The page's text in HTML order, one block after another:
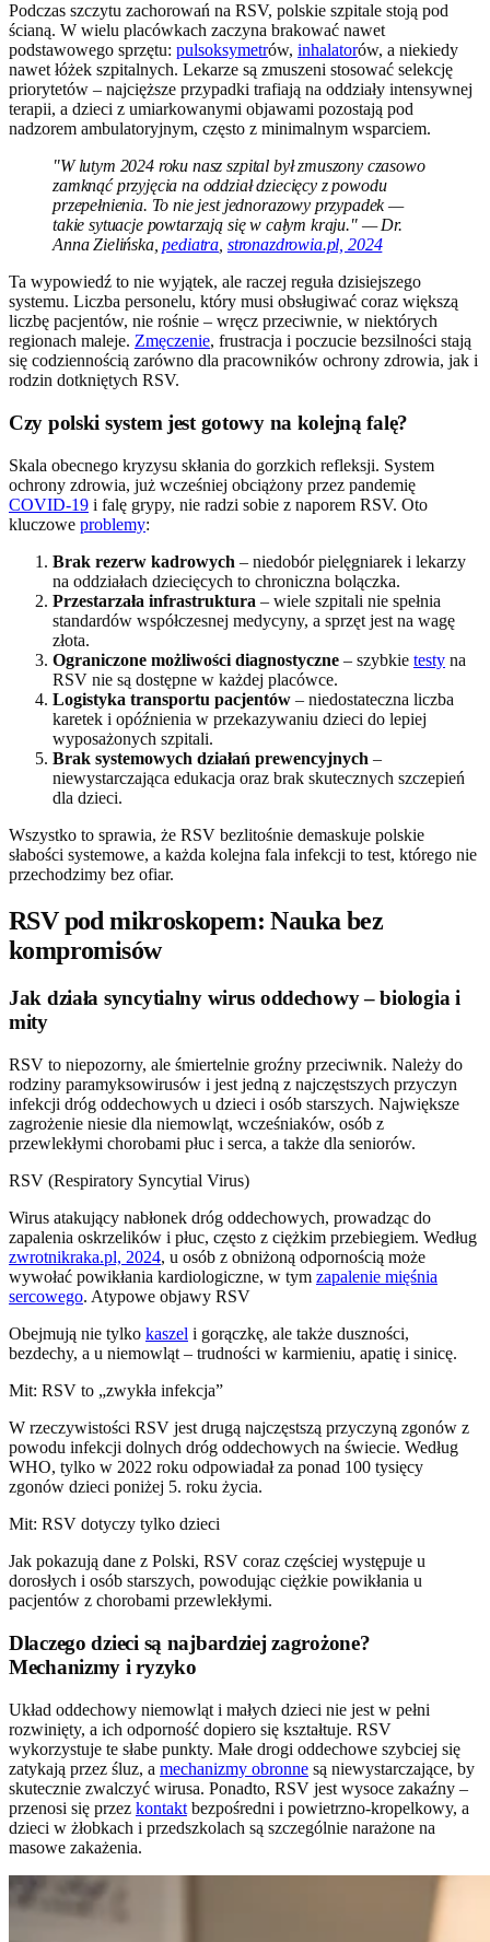
Podczas szczytu zachorowań na RSV, polskie szpitale stoją pod
ścianą. W wielu placówkach zaczyna brakować nawet
podstawowego sprzętu: pulsoksymetrów, inhalatorów, a niekiedy
nawet łóżek szpitalnych. Lekarze są zmuszeni stosować selekcję
priorytetów – najcięższe przypadki trafiają na oddziały intensywnej
terapii, a dzieci z umiarkowanymi objawami pozostają pod
nadzorem ambulatoryjnym, często z minimalnym wsparciem.
"W lutym 2024 roku nasz szpital był zmuszony czasowo
zamknąć przyjęcia na oddział dziecięcy z powodu
przepełnienia. To nie jest jednorazowy przypadek —
takie sytuacje powtarzają się w całym kraju." — Dr.
Anna Zielińska,pediatra stronazdrowia.pl, 2024
Ta wypowiedź to nie wyjątek, ale raczej reguła dzisiejszego
systemu. Liczba personelu, który musi obsługiwać coraz większą
liczbę pacjentów, nie rośnie – wręcz przeciwnie, w niektórych
regionach maleje. Zmęczenie, frustracja i poczucie bezsilności stają
się codziennością zarówno dla pracowników ochrony zdrowia, jak i
rodzin dotkniętych RSV.
Czy polski system jest gotowy na kolejną falę?
Skala obecnego kryzysu skłania do gorzkich refleksji. System
ochrony zdrowia, już wcześniej obciążony przez pandemię
COVID-19 i falę grypy, nie radzi sobie z naporem RSV. Oto
kluczowe problemy:
Brak rezerw kadrowych – niedobór pielęgniarek i lekarzy
na oddziałach dziecięcych to chroniczna bolączka.
Przestarzała infrastruktura – wiele szpitali nie spełnia
standardów współczesnej medycyny, a sprzęt jest na wagę
złota.
Ograniczone możliwości diagnostyczne – szybkie testy na
RSV nie są dostępne w każdej placówce.
Logistyka transportu pacjentów – niedostateczna liczba
karetek i opóźnienia w przekazywaniu dzieci do lepiej
wyposażonych szpitali.
Brak systemowych działań prewencyjnych –
niewystarczająca edukacja oraz brak skutecznych szczepień
dla dzieci.
Wszystko to sprawia, że RSV bezlitośnie demaskuje polskie
słabości systemowe, a każda kolejna fala infekcji to test, którego nie
przechodzimy bez ofiar.
RSV pod mikroskopem: Nauka bez
kompromisów
Jak działa syncytialny wirus oddechowy – biologia i
mity
RSV to niepozorny, ale śmiertelnie groźny przeciwnik. Należy do
rodziny paramyksowirusów i jest jedną z najczęstszych przyczyn
infekcji dróg oddechowych u dzieci i osób starszych. Największe
zagrożenie niesie dla niemowląt, wcześniaków, osób z
przewlekłymi chorobami płuc i serca, a także dla seniorów.
RSV (Respiratory Syncytial Virus)
Wirus atakujący nabłonek dróg oddechowych, prowadząc do
zapalenia oskrzelików i płuc, często z ciężkim przebiegiem. Według
zwrotnikraka.pl, 2024, u osób z obniżoną odpornością może
wywołać powikłania kardiologiczne, w tym zapalenie mięśnia
sercowego. Atypowe objawy RSV
Obejmują nie tylko kaszel i gorączkę, ale także duszności,
bezdechy, a u niemowląt – trudności w karmieniu, apatię i sinicę.
Mit: RSV to „zwykła infekcja”
W rzeczywistości RSV jest drugą najczęstszą przyczyną zgonów z
powodu infekcji dolnych dróg oddechowych na świecie. Według
WHO, tylko w 2022 roku odpowiadał za ponad 100 tysięcy
zgonów dzieci poniżej 5. roku życia.
Mit: RSV dotyczy tylko dzieci
Jak pokazują dane z Polski, RSV coraz częściej występuje u
dorosłych i osób starszych, powodując ciężkie powikłania u
pacjentów z chorobami przewlekłymi.
Dlaczego dzieci są najbardziej zagrożone?
Mechanizmy i ryzyko
Układ oddechowy niemowląt i małych dzieci nie jest w pełni
rozwinięty, a ich odporność dopiero się kształtuje. RSV
wykorzystuje te słabe punkty. Małe drogi oddechowe szybciej się
zatykają przez śluz, a mechanizmy obronne są niewystarczające, by
skutecznie zwalczyć wirusa. Ponadto, RSV jest wysoce zakaźny –
przenosi się przez kontakt bezpośredni i powietrzno-kropelkowy, a
dzieci w żłobkach i przedszkolach są szczególnie narażone na
masowe zakażenia.